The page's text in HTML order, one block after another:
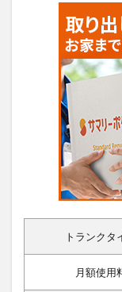
トランクタ
月額使用